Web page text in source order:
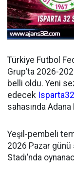
Türkiye Futbol
Grup’ta 2026-
belli oldu. Yeni
edecek
sahasında
Yeşil-pembeli
2026 Pazar günü
Stadı’nda